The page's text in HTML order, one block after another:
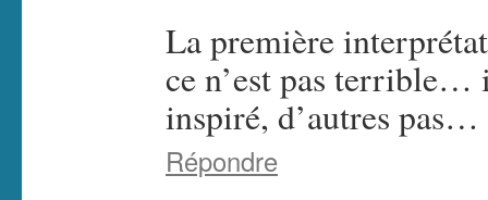
La première
ce n’est pas terrible…
inspiré, d’autres pas…
Répondre